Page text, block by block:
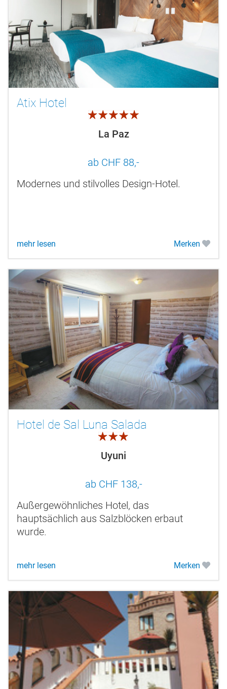
Atix Hotel
5.0
La Paz
ab CHF 88,-
Modernes und stilvolles Design-Hotel.
mehr lesen Merken
Hotel de Sal Luna Salada
3.0
Uyuni
ab CHF 138,-
Außergewöhnliches Hotel, das
hauptsächlich aus Salzblöcken erbaut
wurde.
mehr lesen Merken